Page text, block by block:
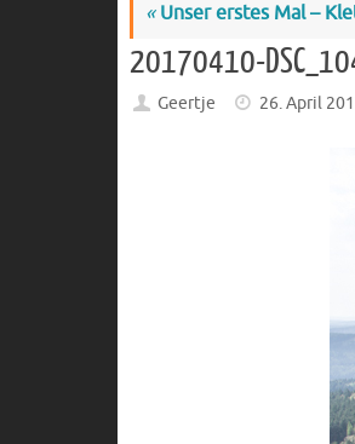
«Unser erstes Mal –
20170410-
Geertje 26. April